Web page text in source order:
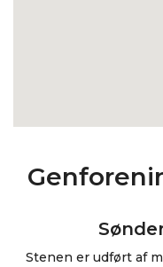
Stenen er udført af